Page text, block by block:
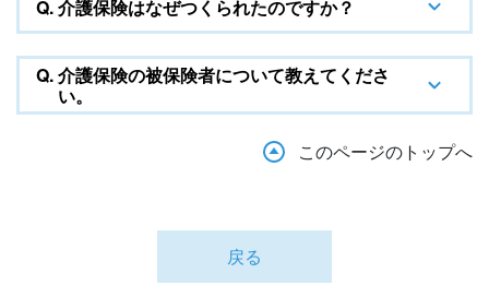
Q.介護保険はなぜつくられたのですか？
Q.介護保険の被保険者について教えてくださ
い。
このページのトップへ
戻る